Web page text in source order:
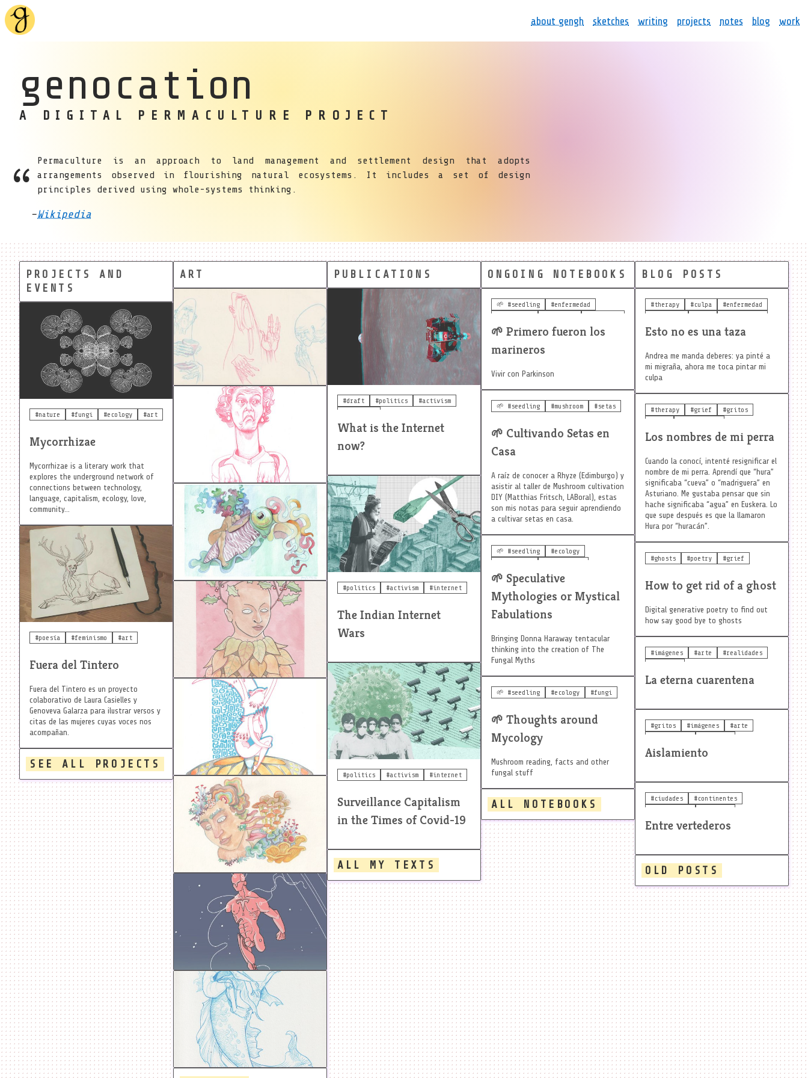
about gengh sketches writing projects notes blog work
genocation
A DIGITAL PERMACULTURE PROJECT
Permaculture is an approach to land management and settlement design that adopts
arrangements observed in flourishing natural ecosystems. It includes a set of design
principles derived using whole-systems thinking.
Wikipedia
PROJECTS AND
EVENTS
#nature #fungi #ecology #art
Mycorrhizae
Mycorrhizae is a literary work that
explores the underground network of
connections between technology,
language, capitalism, ecology, love,
community...
#poesía #feminismo #art
Fuera del Tintero
Fuera del Tintero es un proyecto
colaborativo de Laura Casielles y
Genoveva Galarza para ilustrar versos y
citas de las mujeres cuyas voces nos
acompañan.
SEE ALL PROJECTS
ART
#elders #sketch
#karen #sketch
#cuddle #fish #cuttlefish
#wintering #dark
#butterfly
#mythologies
#monarch
#lichens
#mushrooms
#symbiosis
#entangled
#fish
PUBLICATIONS
#draft #politics
#activism
What is the Internet
now?
#politics #activism #internet
The Indian Internet
Wars
#politics #activism #internet
Surveillance Capitalism
in the Times of Covid-19
ALL MY TEXTS
ONGOING NOTEBOOKS
🌱 #seedling
#enfermedad
#vejez
🌱 Primero fueron los
marineros
Vivir con Parkinson
🌱 #seedling #mushroom #setas
🌱 Cultivando Setas en
Casa
A raíz de conocer a Rhyze (Edimburgo) y
asistir al taller de Mushroom cultivation
DIY (Matthias Fritsch, LABoral), estas
son mis notas para seguir aprendiendo
a cultivar setas en casa.
🌱 #seedling
#ecology
#speculative fabulation
🌱 Speculative
Mythologies or Mystical
Fabulations
Bringing Donna Haraway tentacular
thinking into the creation of The
Fungal Myths
🌱 #seedling #ecology #fungi
🌱 Thoughts around
Mycology
Mushroom reading, facts and other
fungal stuff
ALL NOTEBOOKS
BLOG POSTS
#therapy #culpa
#enfermedad
Esto no es una taza
Andrea me manda deberes: ya pinté a
mi migraña, ahora me toca pintar mi
culpa
#therapy #grief
#gritos
Los nombres de mi perra
Cuando la conocí, intenté resignificar el
nombre de mi perra. Aprendí que “hura”
significaba “cueva” o “madriguera” en
Asturiano. Me gustaba pensar que sin
hache significaba “agua” en Euskera. Lo
que supe después es que la llamaron
Hura por “huracán”.
#ghosts #poetry #grief
How to get rid of a ghost
Digital generative poetry to find out
how say good bye to ghosts
#imágenes #arte
#realidades
La eterna cuarentena
#gritos #imágenes
#arte
Aislamiento
#ciudades
#continentes
#proyectos
#viajes
Entre vertederos
OLD POSTS